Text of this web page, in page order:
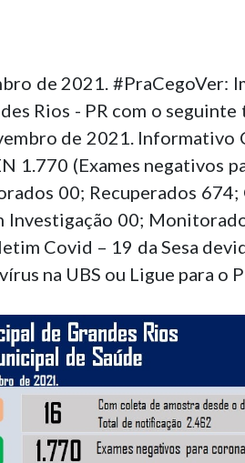
de 2021. #PraCegoVer:
Rios - PR com o
de 2021.
1.770 (Exames negativos
00; Recuperados
00;
Covid – 19 da Sesa
na UBS ou Ligue para o